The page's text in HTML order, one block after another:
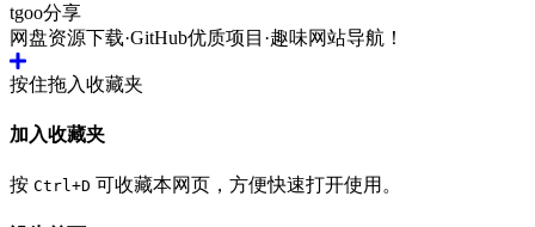
tgoo分享
网盘资源下载·GitHub优质项目·趣味网站导航！
按住拖入收藏夹
加入收藏夹
按 Ctrl+D 可收藏本网页，方便快速打开使用。